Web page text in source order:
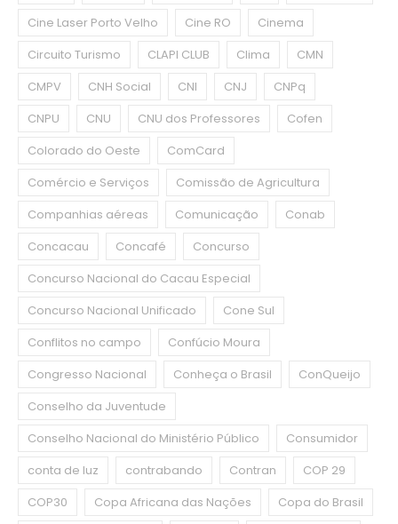
Cine Laser Porto Velho
Cine RO
Cinema
Circuito Turismo
CLAPI CLUB Clima
CMN
CMPV
CNH Social CNI CNJ
CNPq
CNPU
CNU CNU dos Professores
Cofen
Colorado do Oeste
ComCard
Comércio e Serviços
Comissão de Agricultura
Companhias aéreas
Comunicação
Conab
Concacau
Concafé
Concurso
Concurso Nacional do Cacau Especial
Concurso Nacional Unificado
Cone Sul
Conflitos no campo
Confúcio Moura
Congresso Nacional
Conheça o Brasil
ConQueijo
Conselho da Juventude
Conselho Nacional do Ministério Público
Consumidor
conta de luz
contrabando Contran
COP 29
COP30
Copa Africana das Nações
Copa do Brasil